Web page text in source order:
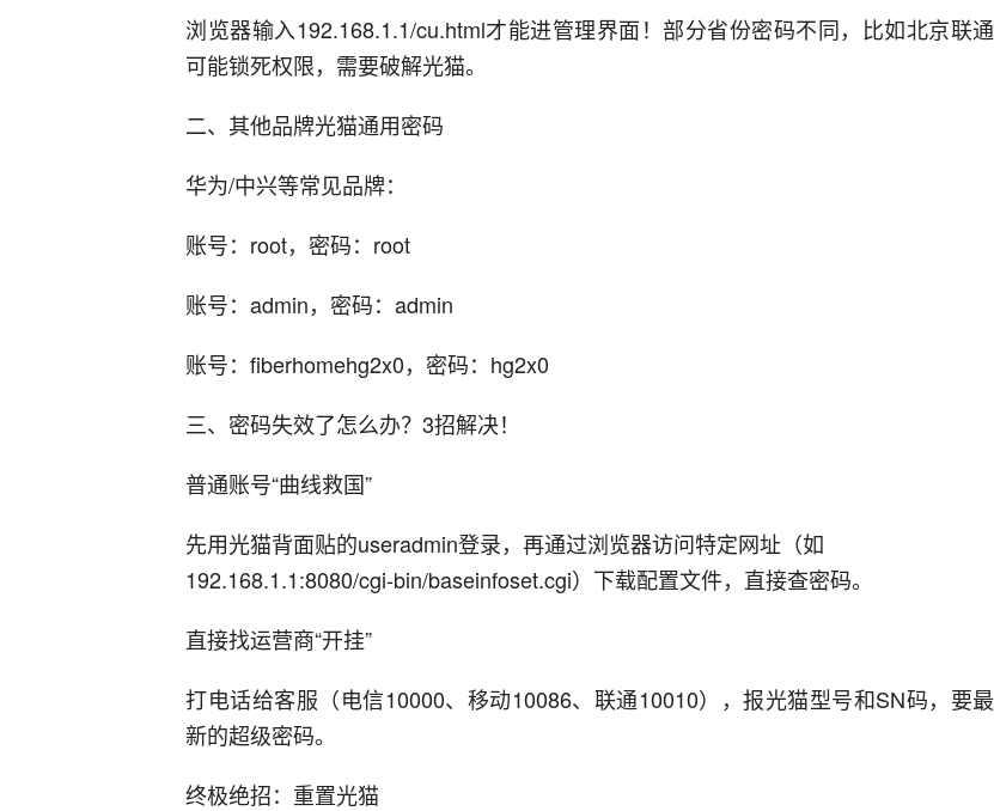
浏览器输入192.168.1.1/cu.html才能进管理界面！部分省份密码不同，比如北京联通
可能锁死权限，需要破解光猫。
二、其他品牌光猫通用密码‌
华为/中兴等常见品牌‌：
账号：root，密码：root
账号：admin，密码：admin
账号：fiberhomehg2x0，密码：hg2x0
三、密码失效了怎么办？3招解决！‌
普通账号“曲线救国”‌
先用光猫背面贴的useradmin登录，再通过浏览器访问特定网址（如
192.168.1.1:8080/cgi-bin/baseinfoset.cgi）下载配置文件，直接查密码。
直接找运营商“开挂”‌
打电话给客服（电信10000、移动10086、联通10010），报光猫型号和SN码，要最
新的超级密码。
终极绝招：重置光猫‌